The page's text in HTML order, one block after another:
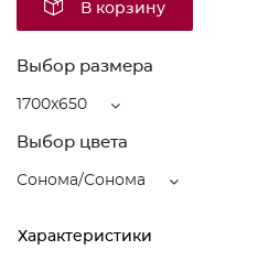
В корзину
Выбор размера
1700x650
Выбор цвета
Сонома/Сонома
Характеристики